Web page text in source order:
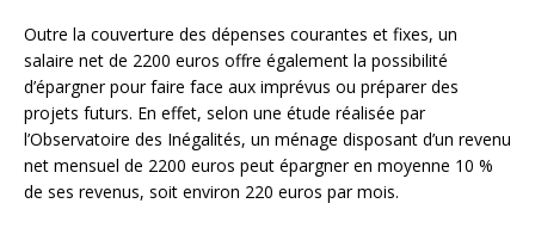
Outre la couverture des dépenses courantes et fixes, un
salaire net de 2200 euros offre également la possibilité
d’épargner pour faire face aux imprévus ou préparer des
projets futurs. En effet, selon une étude réalisée par
l’Observatoire des Inégalités, un ménage disposant d’un revenu
net mensuel de 2200 euros peut épargner en moyenne 10 %
de ses revenus, soit environ 220 euros par mois.